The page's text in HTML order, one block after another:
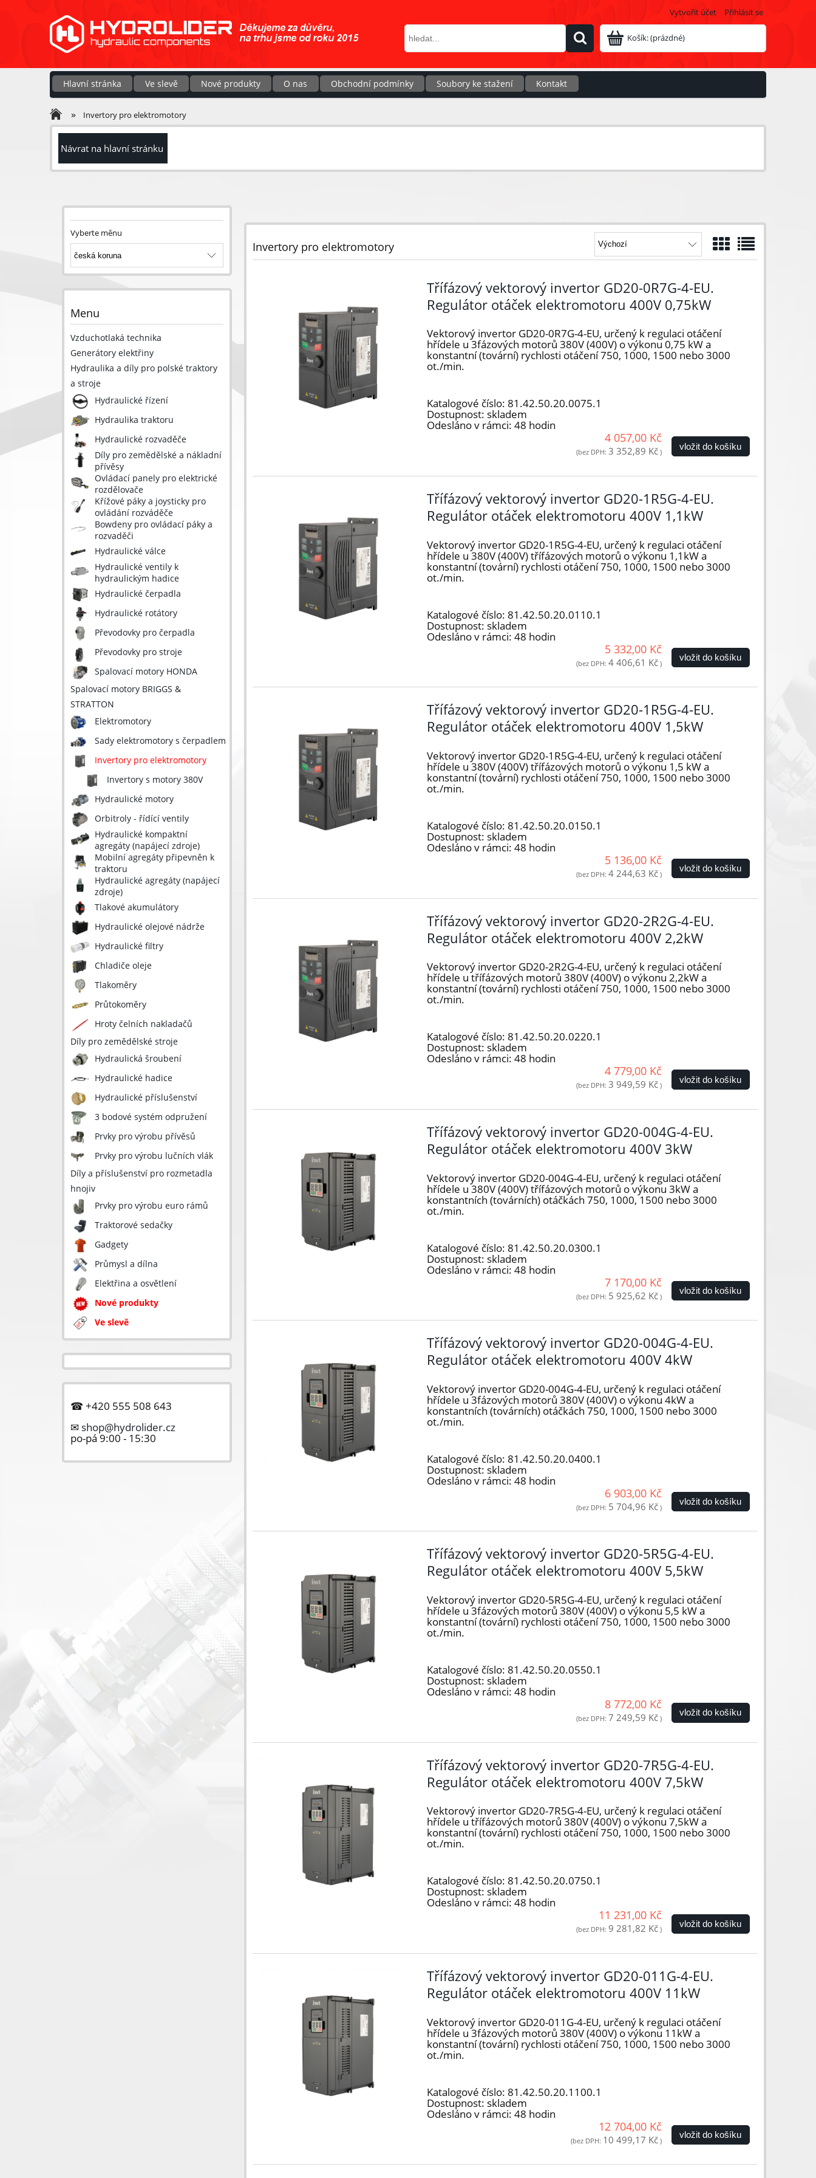
Vytvořit účet Přihlásit se
Košík:(prázdné)
Hlavní stránka Ve slevě Nové produkty O nas Obchodní podmínky Soubory ke stažení Kontakt
» Invertory pro elektromotory
Návrat na hlavní stránku
Vyberte měnu
Menu
Vzduchotlaká technika
Generátory elektřiny
Hydraulika a díly pro polské traktory
a stroje
Hydraulické řízení
Hydraulika traktoru
Hydraulické rozvaděče
Díly pro zemědělské a nákladní
přívěsy
Ovládací panely pro elektrické
rozdělovače
Křížové páky a joysticky pro
ovládání rozváděče
Bowdeny pro ovládací páky a
rozvaděči
Hydraulické válce
Hydraulické ventily k
hydraulickým hadice
Hydraulické čerpadla
Hydraulické rotátory
Převodovky pro čerpadla
Převodovky pro stroje
Spalovací motory HONDA
Spalovací motory BRIGGS &
STRATTON
Elektromotory
Sady elektromotory s čerpadlem
Invertory pro elektromotory
Invertory s motory 380V
Hydraulické motory
Orbitroly - řídící ventily
Hydraulické kompaktní
agregáty (napájecí zdroje)
Mobilní agregáty připevněn k
traktoru
Hydraulické agregáty (napájecí
zdroje)
Tlakové akumulátory
Hydraulické olejové nádrže
Hydraulické filtry
Chladiče oleje
Tlakoměry
Průtokoměry
Hroty čelních nakladačů
Díly pro zemědělské stroje
Hydraulická šroubení
Hydraulické hadice
Hydraulické příslušenství
3 bodové systém odpružení
Prvky pro výrobu přívěsů
Prvky pro výrobu lučních vlák
Díly a příslušenství pro rozmetadla
hnojiv
Prvky pro výrobu euro rámů
Traktorové sedačky
Gadgety
Průmysl a dílna
Elektřina a osvětlení
Nové produkty
Ve slevě
☎ +420 555 508 643
✉ shop@hydrolider.cz
po-pá 9:00 - 15:30
Invertory pro elektromotory
Třífázový vektorový invertor GD20-0R7G-4-EU.
Regulátor otáček elektromotoru 400V 0,75kW
Vektorový invertor GD20-0R7G-4-EU, určený k regulaci otáčení
hřídele u 3fázových motorů 380V (400V) o výkonu 0,75 kW a
konstantní (tovární) rychlosti otáčení 750, 1000, 1500 nebo 3000
ot./min.
Katalogové číslo: 81.42.50.20.0075.1
Dostupnost: skladem
Odesláno v rámci: 48 hodin
4 057,00 Kč
(bez DPH: 3 352,89 Kč)
vložit do košíku
Třífázový vektorový invertor GD20-1R5G-4-EU.
Regulátor otáček elektromotoru 400V 1,1kW
Vektorový invertor GD20-1R5G-4-EU, určený k regulaci otáčení
hřídele u 380V (400V) třífázových motorů o výkonu 1,1kW a
konstantní (tovární) rychlosti otáčení 750, 1000, 1500 nebo 3000
ot./min.
Katalogové číslo: 81.42.50.20.0110.1
Dostupnost: skladem
Odesláno v rámci: 48 hodin
5 332,00 Kč
(bez DPH: 4 406,61 Kč)
vložit do košíku
Třífázový vektorový invertor GD20-1R5G-4-EU.
Regulátor otáček elektromotoru 400V 1,5kW
Vektorový invertor GD20-1R5G-4-EU, určený k regulaci otáčení
hřídele u 380V (400V) třífázových motorů o výkonu 1,5 kW a
konstantní (tovární) rychlosti otáčení 750, 1000, 1500 nebo 3000
ot./min.
Katalogové číslo: 81.42.50.20.0150.1
Dostupnost: skladem
Odesláno v rámci: 48 hodin
5 136,00 Kč
(bez DPH: 4 244,63 Kč)
vložit do košíku
Třífázový vektorový invertor GD20-2R2G-4-EU.
Regulátor otáček elektromotoru 400V 2,2kW
Vektorový invertor GD20-2R2G-4-EU, určený k regulaci otáčení
hřídele u třífázových motorů 380V (400V) o výkonu 2,2kW a
konstantní (tovární) rychlosti otáčení 750, 1000, 1500 nebo 3000
ot./min.
Katalogové číslo: 81.42.50.20.0220.1
Dostupnost: skladem
Odesláno v rámci: 48 hodin
4 779,00 Kč
(bez DPH: 3 949,59 Kč)
vložit do košíku
Třífázový vektorový invertor GD20-004G-4-EU.
Regulátor otáček elektromotoru 400V 3kW
Vektorový invertor GD20-004G-4-EU, určený k regulaci otáčení
hřídele u 380V (400V) třífázových motorů o výkonu 3kW a
konstantních (továrních) otáčkách 750, 1000, 1500 nebo 3000
ot./min.
Katalogové číslo: 81.42.50.20.0300.1
Dostupnost: skladem
Odesláno v rámci: 48 hodin
7 170,00 Kč
(bez DPH: 5 925,62 Kč)
vložit do košíku
Třífázový vektorový invertor GD20-004G-4-EU.
Regulátor otáček elektromotoru 400V 4kW
Vektorový invertor GD20-004G-4-EU, určený k regulaci otáčení
hřídele u 3fázových motorů 380V (400V) o výkonu 4kW a
konstantních (továrních) otáčkách 750, 1000, 1500 nebo 3000
ot./min.
Katalogové číslo: 81.42.50.20.0400.1
Dostupnost: skladem
Odesláno v rámci: 48 hodin
6 903,00 Kč
(bez DPH: 5 704,96 Kč)
vložit do košíku
Třífázový vektorový invertor GD20-5R5G-4-EU.
Regulátor otáček elektromotoru 400V 5,5kW
Vektorový invertor GD20-5R5G-4-EU, určený k regulaci otáčení
hřídele u 3fázových motorů 380V (400V) o výkonu 5,5 kW a
konstantní (tovární) rychlosti otáčení 750, 1000, 1500 nebo 3000
ot./min.
Katalogové číslo: 81.42.50.20.0550.1
Dostupnost: skladem
Odesláno v rámci: 48 hodin
8 772,00 Kč
(bez DPH: 7 249,59 Kč)
vložit do košíku
Třífázový vektorový invertor GD20-7R5G-4-EU.
Regulátor otáček elektromotoru 400V 7,5kW
Vektorový invertor GD20-7R5G-4-EU, určený k regulaci otáčení
hřídele u třífázových motorů 380V (400V) o výkonu 7,5kW a
konstantní (tovární) rychlosti otáčení 750, 1000, 1500 nebo 3000
ot./min.
Katalogové číslo: 81.42.50.20.0750.1
Dostupnost: skladem
Odesláno v rámci: 48 hodin
11 231,00 Kč
(bez DPH: 9 281,82 Kč)
vložit do košíku
Třífázový vektorový invertor GD20-011G-4-EU.
Regulátor otáček elektromotoru 400V 11kW
Vektorový invertor GD20-011G-4-EU, určený k regulaci otáčení
hřídele u 3fázových motorů 380V (400V) o výkonu 11kW a
konstantní (tovární) rychlosti otáčení 750, 1000, 1500 nebo 3000
ot./min.
Katalogové číslo: 81.42.50.20.1100.1
Dostupnost: skladem
Odesláno v rámci: 48 hodin
12 704,00 Kč
(bez DPH: 10 499,17 Kč)
vložit do košíku